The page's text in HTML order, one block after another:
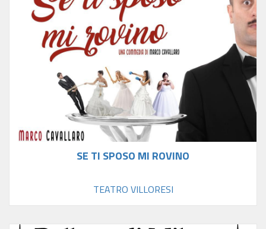
SE TI SPOSO MI ROVINO
TEATRO VILLORESI